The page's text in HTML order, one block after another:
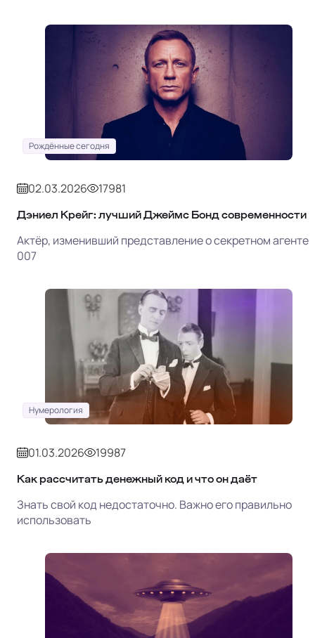
Рождённые сегодня
02.03.2026 17981
Дэниел Крейг: лучший Джеймс Бонд современности
Актёр, изменивший представление о секретном агенте
007
Нумерология
01.03.2026 19987
Как рассчитать денежный код и что он даёт
Знать свой код недостаточно. Важно его правильно
использовать